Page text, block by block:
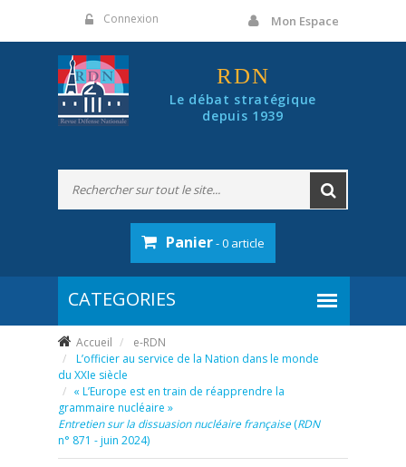
Connexion Mon Espace
RDN
Le débat stratégique
depuis 1939
Panier- 0 article
Accueil
e-RDN
L’officier au service de la Nation dans le monde
du XXIe siècle
« L’Europe est en train de réapprendre la
grammaire nucléaire »
Entretien sur la dissuasion nucléaire française(RDN
n° 871 - juin 2024)